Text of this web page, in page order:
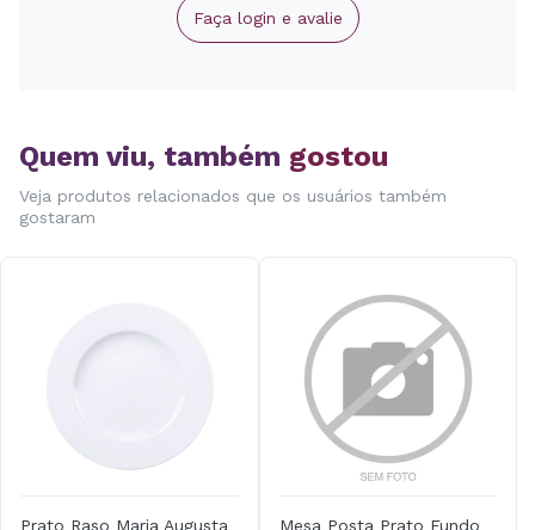
Faça login e avalie
Quem viu, também gostou
Veja produtos relacionados que os usuários também
gostaram
Prato Raso Maria Augusta Mesa Posta Prato Fundo